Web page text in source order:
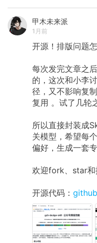
甲木未来派
1月前
开源！排版问题
每次发完文章之
的，这次和小李
径，又不影响复
复用 。试了几轮
所以直接封装成
关模型，希望每
偏好，生成一套
欢迎fork、star和
开源代码：